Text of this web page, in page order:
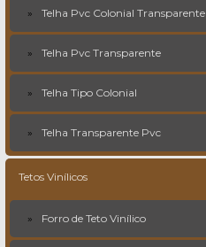
Telha Pvc Colonial Transparente
Telha Pvc Transparente
Telha Tipo Colonial
Telha Transparente Pvc
Tetos Vinílicos
Forro de Teto Vinílico